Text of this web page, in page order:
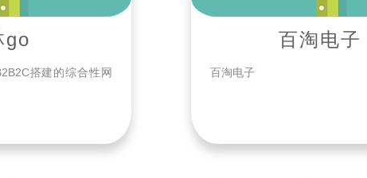
go
搭建的综合性网
百淘电子
百淘电子